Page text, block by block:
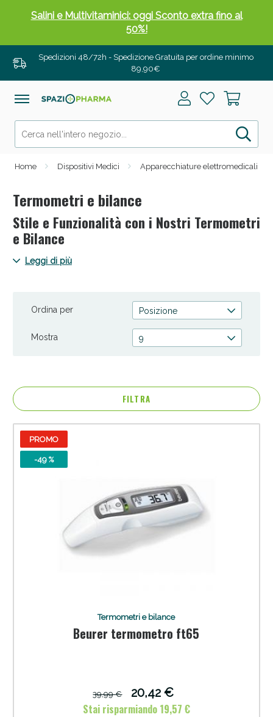
Spedizioni 48/72h - Spedizione Gratuita per ordine minimo
89,90€
Home Dispositivi Medici Apparecchiature elettromedicali
Termometri e bilance
Stile e Funzionalità con i Nostri Termometri
e Bilance
Scopri termometri e bilance che uniscono stile e funzionalità
scegli Spaziopharma.it per strumenti di misurazione che si
Leggi di più
Ordina per Posizione
Mostra 9
FILTRA
PROMO
-49 %
Termometri e bilance
Beurer termometro ft65
39,99 €
20,42 €
Stai risparmiando 19,57 €
Salini e Multivitaminici: oggi Sconto extra fino al
50%!
Anticellulite e Fanghi: Sconto fino al 40% valido
Anticellulite e Fanghi: Sconto fino al 40% valido